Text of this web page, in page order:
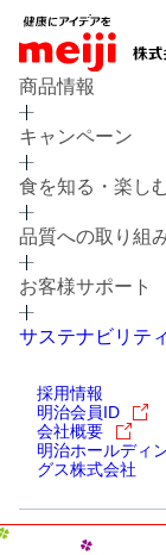
商品情報
キャンペーン
食を知る・楽し
品質への取り組
お客様サポート
サステナビリティ
採用情報
明治会員ID
会社概要
明治ホールディ
グス株式会社